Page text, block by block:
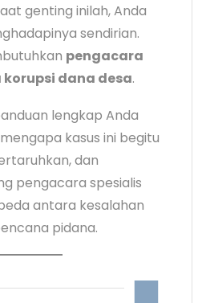
genting inilah, Anda
sendirian.
pengacara
dana desa.
lengkap Anda
kasus ini begitu
dan
pengacara spesialis
antara kesalahan
pidana.